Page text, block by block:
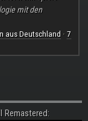
mit den
aus Deutschland · 7
Remastered: